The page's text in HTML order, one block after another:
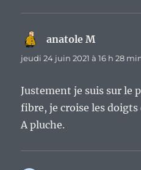
anatole Mdit :
jeudi 24 juin 2021 à 16 h 28
Justement je suis sur le
fibre, je croise les doigts
A pluche.